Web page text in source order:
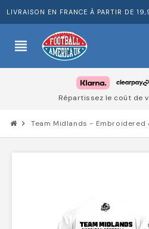
LIVRAISON EN FRANCE À PARTIR DE
view_headline
Répartissez le coût de
chevron_right Team Midlands - Embroidered